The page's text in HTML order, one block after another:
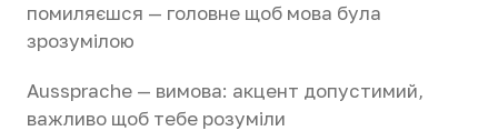
помиляєшся — головне щоб мова була
зрозумілою
Aussprache — вимова: акцент допустимий,
важливо щоб тебе розуміли